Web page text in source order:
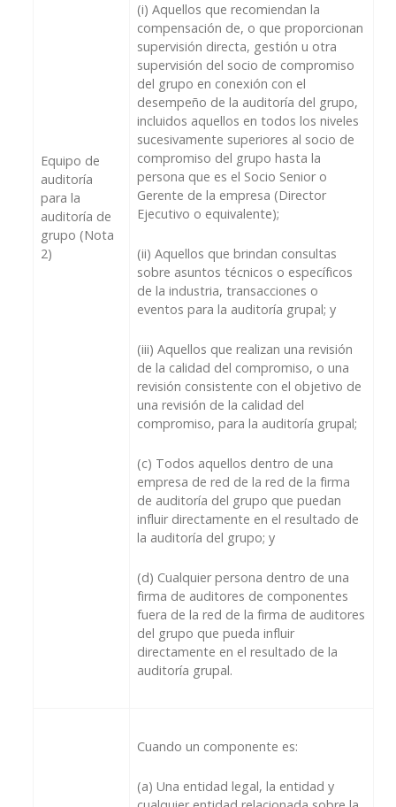
Equipo de
auditoría
para la
auditoría de
grupo (Nota
2)
(i) Aquellos que recomiendan la
compensación de, o que proporcionan
supervisión directa, gestión u otra
supervisión del socio de compromiso
del grupo en conexión con el
desempeño de la auditoría del grupo,
incluidos aquellos en todos los niveles
sucesivamente superiores al socio de
compromiso del grupo hasta la
persona que es el Socio Senior o
Gerente de la empresa (Director
Ejecutivo o equivalente);
(ii) Aquellos que brindan consultas
sobre asuntos técnicos o específicos
de la industria, transacciones o
eventos para la auditoría grupal; y
(iii) Aquellos que realizan una revisión
de la calidad del compromiso, o una
revisión consistente con el objetivo de
una revisión de la calidad del
compromiso, para la auditoría grupal;
(c) Todos aquellos dentro de una
empresa de red de la red de la firma
de auditoría del grupo que puedan
influir directamente en el resultado de
la auditoría del grupo; y
(d) Cualquier persona dentro de una
firma de auditores de componentes
fuera de la red de la firma de auditores
del grupo que pueda influir
directamente en el resultado de la
auditoría grupal.
Cuando un componente es:
(a) Una entidad legal, la entidad y